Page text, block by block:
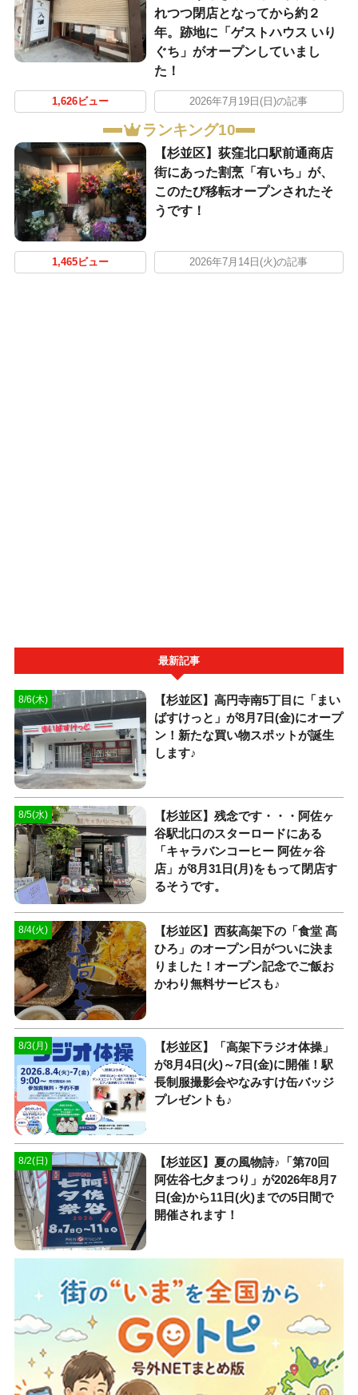
れつつ閉店となってから約２
年。跡地に「ゲストハウス いり
ぐち」がオープンしていまし
た！
1,626ビュー 2026年7月19日(日)の記事
ランキング10
【杉並区】荻窪北口駅前通商店
街にあった割烹「有いち」が、
このたび移転オープンされたそ
うです！
1,465ビュー 2026年7月14日(火)の記事
最新記事
8/6(木)
【杉並区】高円寺南5丁目に「まい
ばすけっと」が8月7日(金)にオープ
ン！新たな買い物スポットが誕生
します♪
8/5(水)
【杉並区】残念です・・・阿佐ヶ
谷駅北口のスターロードにある
「キャラバンコーヒー 阿佐ヶ谷
店」が8月31日(月)をもって閉店す
るそうです。
8/4(火)
【杉並区】西荻高架下の「食堂 髙
ひろ」のオープン日がついに決ま
りました！オープン記念でご飯お
かわり無料サービスも♪
8/3(月)
【杉並区】「高架下ラジオ体操」
が8月4日(火)～7日(金)に開催！駅
長制服撮影会やなみすけ缶バッジ
プレゼントも♪
8/2(日)
【杉並区】夏の風物詩♪「第70回
阿佐谷七夕まつり」が2026年8月7
日(金)から11日(火)までの5日間で
開催されます！